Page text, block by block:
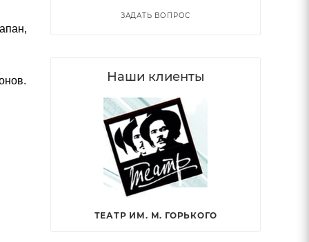
ЗАДАТЬ ВОПРОС
Наши клиенты
ТЕАТР ИМ. М. ГОРЬКОГО